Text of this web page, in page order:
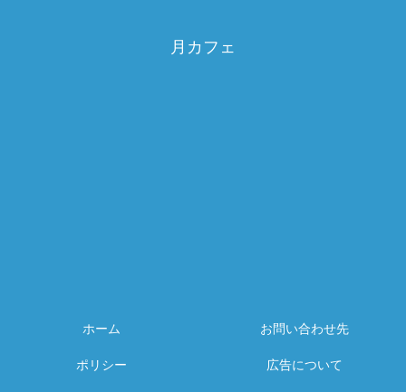
月カフェ
ホーム
お問い合わせ先
ポリシー
広告について